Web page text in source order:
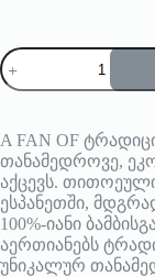
რაოდენობა:
A
FAN
A FAN OF
თანამედროვე,
აქცევს.
ესპანეთში,
100%-იანი
აერთიანებს
უნიკალურ